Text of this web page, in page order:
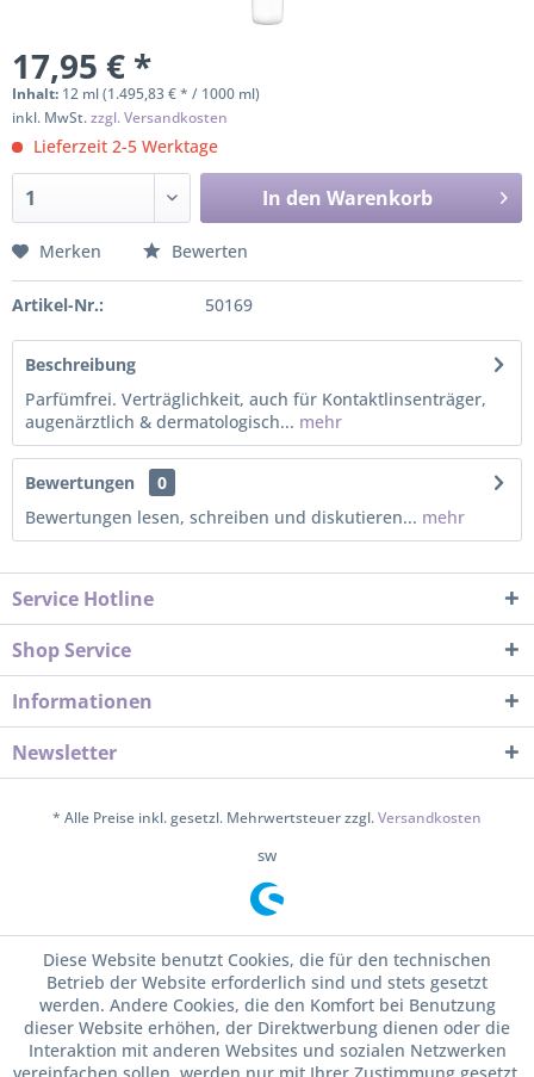
17,95 € *
Inhalt: 12 ml (1.495,83 € * / 1000 ml)
inkl. MwSt.zzgl. Versandkosten
Lieferzeit 2-5 Werktage
In den Warenkorb
Merken Bewerten
Artikel-Nr.: 50169
Beschreibung
Parfümfrei. Verträglichkeit, auch für Kontaktlinsenträger,
augenärztlich & dermatologisch... mehr
Bewertungen
0
Bewertungen lesen, schreiben und diskutieren... mehr
Service Hotline
Shop Service
Informationen
Newsletter
* Alle Preise inkl. gesetzl. Mehrwertsteuer zzgl.Versandkosten
sw
Diese Website benutzt Cookies, die für den technischen
Betrieb der Website erforderlich sind und stets gesetzt
werden. Andere Cookies, die den Komfort bei Benutzung
dieser Website erhöhen, der Direktwerbung dienen oder die
Interaktion mit anderen Websites und sozialen Netzwerken